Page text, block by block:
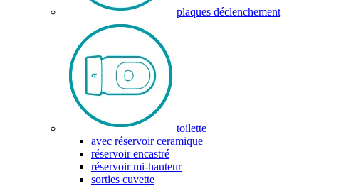
plaques déclenchement
toilette
avec réservoir ceramique
réservoir encastré
réservoir mi-hauteur
sorties cuvette